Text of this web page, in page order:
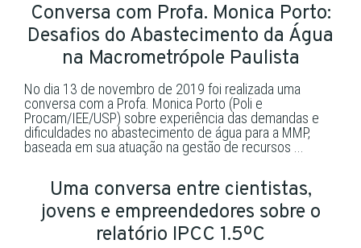
Conversa com Profa. Monica Porto:
Desafios do Abastecimento da Água
na Macrometrópole Paulista
No dia 13 de novembro de 2019 foi realizada uma
conversa com a Profa. Monica Porto (Poli e
Procam/IEE/USP) sobre experiência das demandas e
dificuldades no abastecimento de água para a MMP,
baseada em sua atuação na gestão de recursos ...
Uma conversa entre cientistas,
jovens e empreendedores sobre o
relatório IPCC 1.5ºC